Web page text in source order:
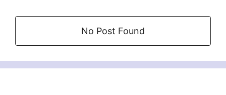
No Post Found